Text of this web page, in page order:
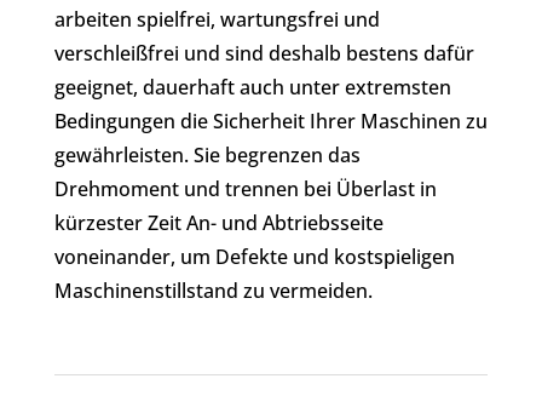
arbeiten spielfrei, wartungsfrei und
verschleißfrei und sind deshalb bestens dafür
geeignet, dauerhaft auch unter extremsten
Bedingungen die Sicherheit Ihrer Maschinen zu
gewährleisten. Sie begrenzen das
Drehmoment und trennen bei Überlast in
kürzester Zeit An- und Abtriebsseite
voneinander, um Defekte und kostspieligen
Maschinenstillstand zu vermeiden.